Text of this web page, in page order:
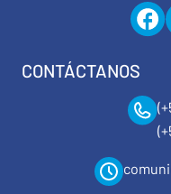
CONTÁCTANOS